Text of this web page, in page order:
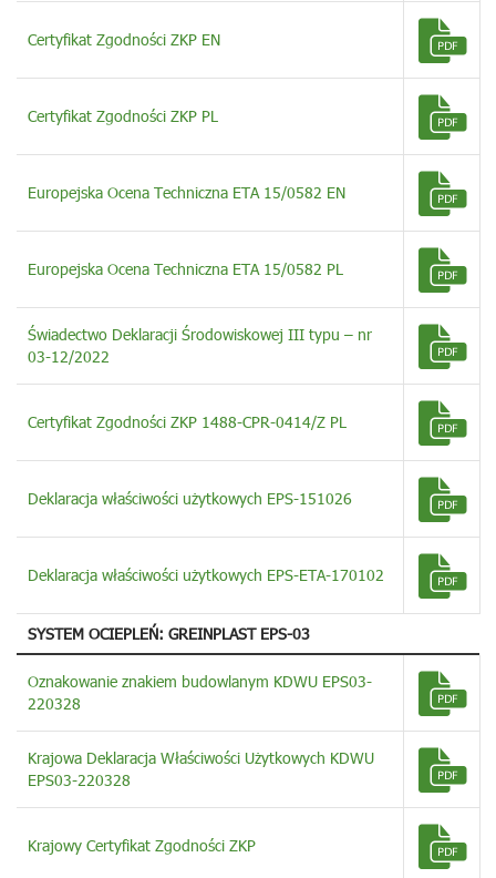
Certyfikat Zgodności ZKP EN
Certyfikat Zgodności ZKP PL
Europejska Ocena Techniczna ETA 15/0582 EN
Europejska Ocena Techniczna ETA 15/0582 PL
Świadectwo Deklaracji Środowiskowej III typu – nr
03-12/2022
Certyfikat Zgodności ZKP 1488-CPR-0414/Z PL
Deklaracja właściwości użytkowych EPS-151026
Deklaracja właściwości użytkowych EPS-ETA-170102
SYSTEM OCIEPLEŃ: GREINPLAST EPS-03
Oznakowanie znakiem budowlanym KDWU EPS03-
220328
Krajowa Deklaracja Właściwości Użytkowych KDWU
EPS03-220328
Krajowy Certyfikat Zgodności ZKP